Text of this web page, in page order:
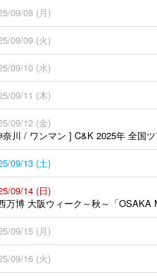
09/08 (月)
09/09 (火)
09/10 (水)
09/11 (木)
09/12 (金)
奈川 / ワンマン ] C&K 2025年 全国
09/13 (土)
09/14 (日)
万博 大阪ウィーク～秋～「OSAKA
09/15 (月)
09/16 (火)